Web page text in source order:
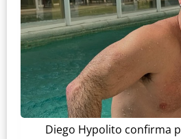
Diego Hypolito confirma